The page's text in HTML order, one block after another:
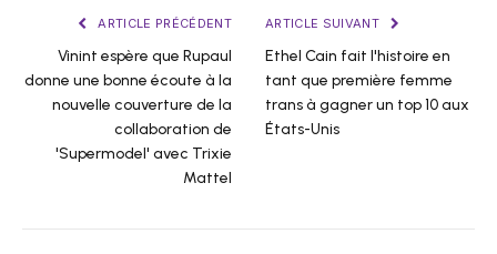
ARTICLE PRÉCÉDENT
Vinint espère que Rupaul
donne une bonne écoute à la
nouvelle couverture de la
collaboration de
'Supermodel' avec Trixie
Mattel
ARTICLE SUIVANT
Ethel Cain fait l'histoire en
tant que première femme
trans à gagner un top 10 aux
États-Unis